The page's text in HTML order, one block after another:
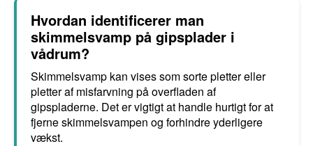
Hvordan identificerer man
skimmelsvamp på gipsplader i
vådrum?
Skimmelsvamp kan vises som sorte pletter eller
pletter af misfarvning på overfladen af
gipspladerne. Det er vigtigt at handle hurtigt for at
fjerne skimmelsvampen og forhindre yderligere
vækst.